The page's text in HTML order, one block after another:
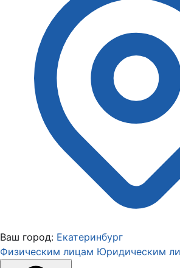
Ваш город: Екатеринбург
Физическим лицам Юридическим